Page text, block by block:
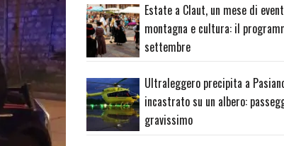
Estate a Claut, un mese di
montagna e cultura: il
settembre
Ultraleggero precipita a
incastrato su un albero:
gravissimo